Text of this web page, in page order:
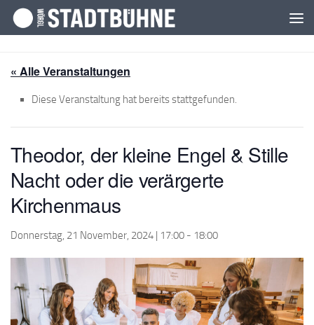
Zum Inhalt springen
« Alle Veranstaltungen
Diese Veranstaltung hat bereits stattgefunden.
Theodor, der kleine Engel & Stille
Nacht oder die verärgerte
Kirchenmaus
Donnerstag, 21 November, 2024 | 17:00 - 18:00